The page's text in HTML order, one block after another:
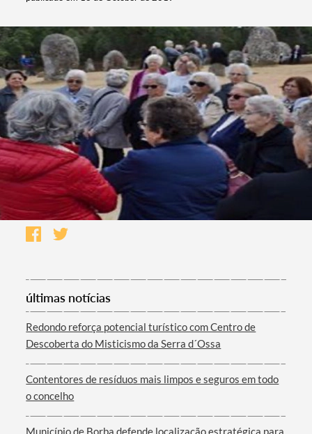
últimas notícias
Redondo reforça potencial turístico com Centro de
Descoberta do Misticismo da Serra d´Ossa
Contentores de resíduos mais limpos e seguros em todo
o concelho
Município de Borba defende localização estratégica para